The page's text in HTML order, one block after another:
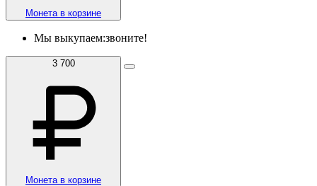
Монета в корзине
Мы выкупаем:звоните!
3 700
Монета в корзине